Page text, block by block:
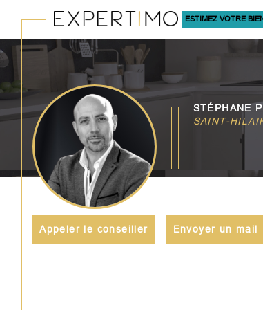
ESTIMEZ VOTRE BIEN
À LA VENTE
Acheter
de l'ancien
de l'immo pro
TYPE DE BIEN
STÉPHANE
SAINT-
Appeler le conseiller Envoyer un mail